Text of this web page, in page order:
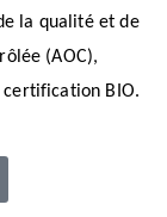
la qualité et de
(AOC),
certification BIO.